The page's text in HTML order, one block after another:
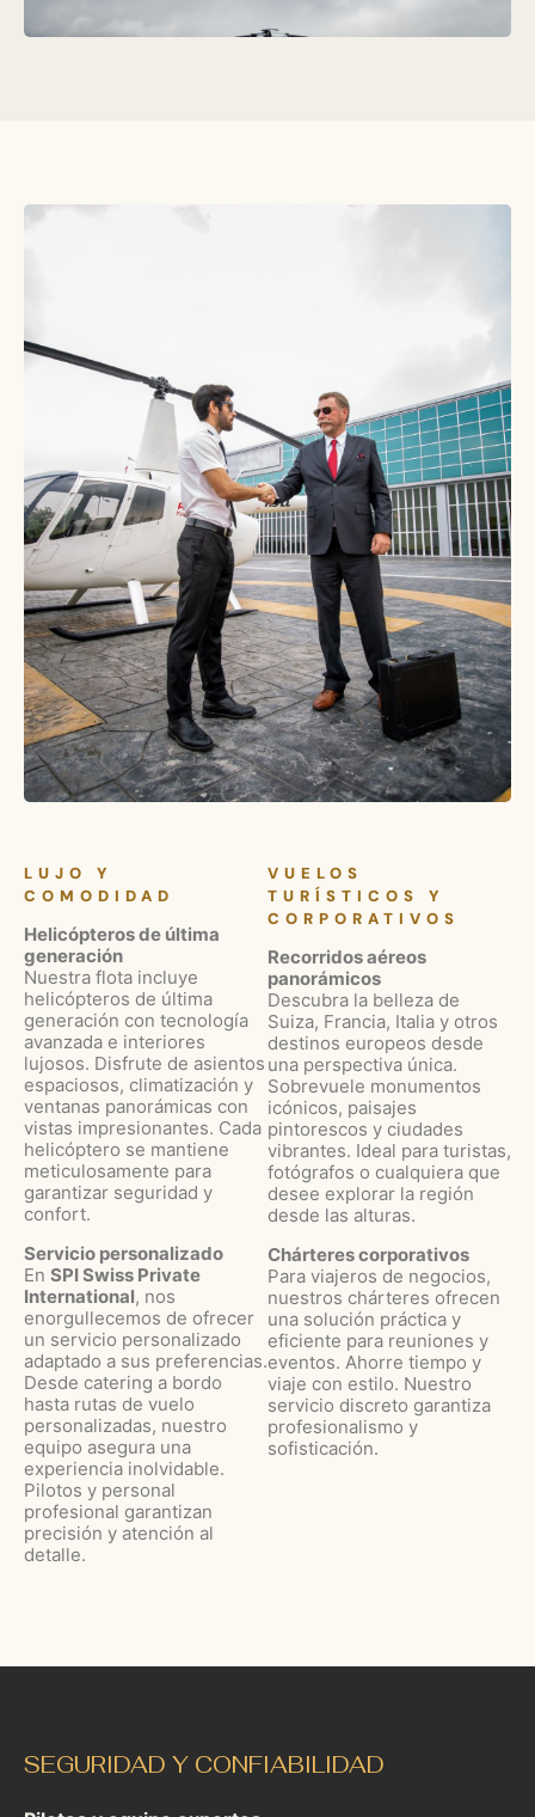
LUJO Y
COMODIDAD
Helicópteros de última
generación
Nuestra flota incluye
helicópteros de última
generación con tecnología
avanzada e interiores
lujosos. Disfrute de asientos
espaciosos, climatización y
ventanas panorámicas con
vistas impresionantes. Cada
helicóptero se mantiene
meticulosamente para
garantizar seguridad y
confort.
Servicio personalizado
En SPI Swiss Private
International, nos
enorgullecemos de ofrecer
un servicio personalizado
adaptado a sus preferencias.
Desde catering a bordo
hasta rutas de vuelo
personalizadas, nuestro
equipo asegura una
experiencia inolvidable.
Pilotos y personal
profesional garantizan
precisión y atención al
detalle.
VUELOS
TURÍSTICOS Y
CORPORATIVOS
Recorridos aéreos
panorámicos
Descubra la belleza de
Suiza, Francia, Italia y otros
destinos europeos desde
una perspectiva única.
Sobrevuele monumentos
icónicos, paisajes
pintorescos y ciudades
vibrantes. Ideal para turistas,
fotógrafos o cualquiera que
desee explorar la región
desde las alturas.
Chárteres corporativos
Para viajeros de negocios,
nuestros chárteres ofrecen
una solución práctica y
eficiente para reuniones y
eventos. Ahorre tiempo y
viaje con estilo. Nuestro
servicio discreto garantiza
profesionalismo y
sofisticación.
SEGURIDAD Y CONFIABILIDAD